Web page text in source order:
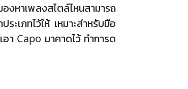
หาเพลงสไตล์ไหนสามารถ
เภทไว้ให้ เหมาะสำหรับมือ
อา Capo มาคาดไว้ ทำการด